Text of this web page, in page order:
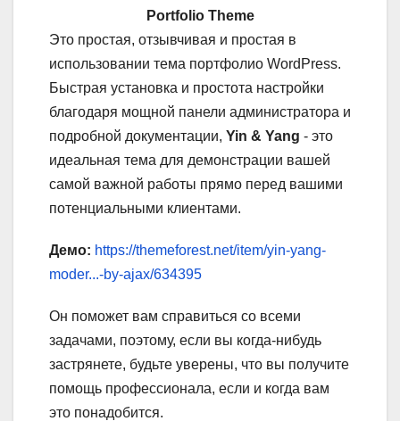
Portfolio Theme
Это простая, отзывчивая и простая в
использовании тема портфолио WordPress.
Быстрая установка и простота настройки
благодаря мощной панели администратора и
подробной документации, Yin & Yang - это
идеальная тема для демонстрации вашей
самой важной работы прямо перед вашими
потенциальными клиентами.
Демо: https://themeforest.net/item/yin-yang-
moder...-by-ajax/634395
Он поможет вам справиться со всеми
задачами, поэтому, если вы когда-нибудь
застрянете, будьте уверены, что вы получите
помощь профессионала, если и когда вам
это понадобится.